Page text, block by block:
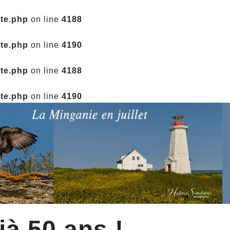
on line 4188
on line 4190
on line 4188
on line 4190